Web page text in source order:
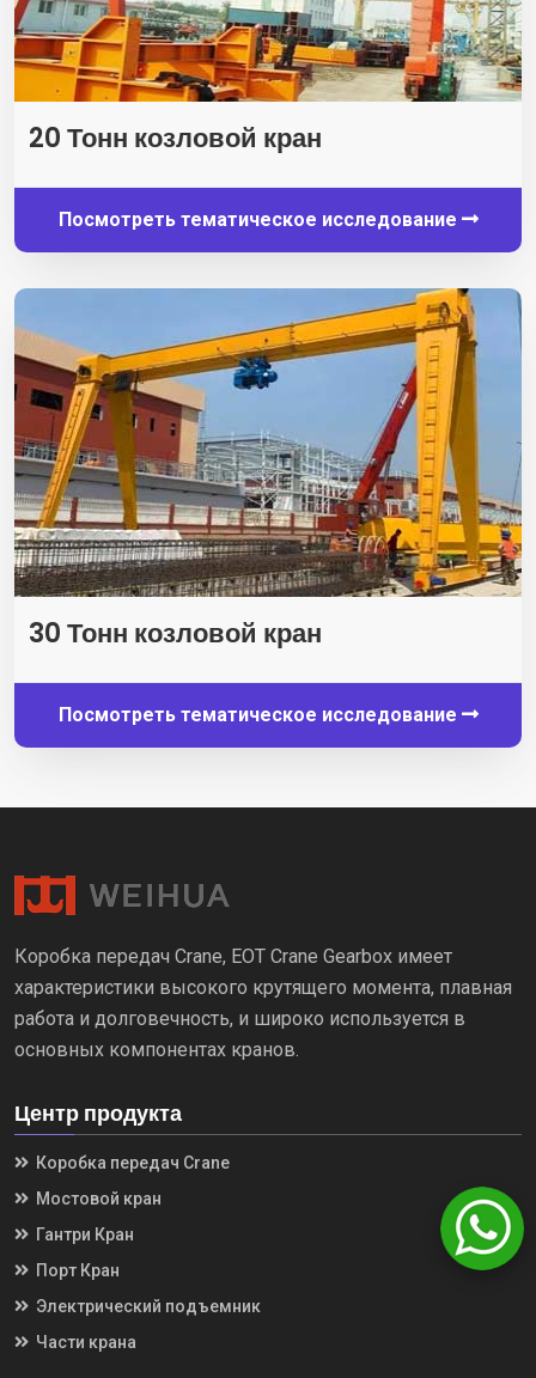
20 Тонн козловой кран
Посмотреть тематическое исследование
30 Тонн козловой кран
Посмотреть тематическое исследование
Коробка передач Crane, EOT Crane Gearbox имеет
характеристики высокого крутящего момента, плавная
работа и долговечность, и широко используется в
основных компонентах кранов.
Центр продукта
Коробка передач Crane
Мостовой кран
Гантри Кран
Порт Кран
Электрический подъемник
Части крана